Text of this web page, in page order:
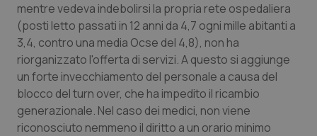
Valle D’Aosta
Veneto
Oncodermatologia
Oncoematologia
Oncologia & Nutrizione
Psoriasi & pelle
mentre vedeva indebolirsi la propria rete ospedaliera
(posti letto passati in 12 anni da 4,7 ogni mille abitanti a
3,4, contro una media Ocse del 4,8), non ha
riorganizzato l'offerta di servizi. A questo si aggiunge
un forte invecchiamento del personale a causa del
blocco del turn over, che ha impedito il ricambio
generazionale. Nel caso dei medici, non viene
riconosciuto nemmeno il diritto a un orario minimo